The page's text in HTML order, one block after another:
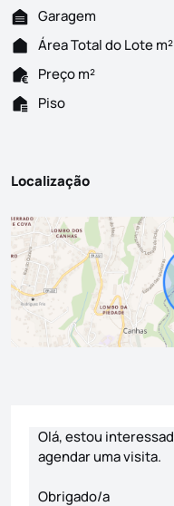
Garagem
Área Total do Lote m²
Preço m²
Piso
Localização